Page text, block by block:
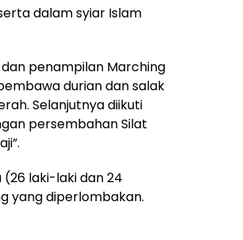
dalam syiar Islam
penampilan Marching
durian dan salak
Selanjutnya diikuti
persembahan Silat
(26 laki-laki dan 24
yang diperlombakan.